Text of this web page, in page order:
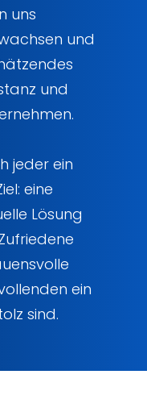
uns
und
und
jeder ein
eine
Lösung
ein
sind.